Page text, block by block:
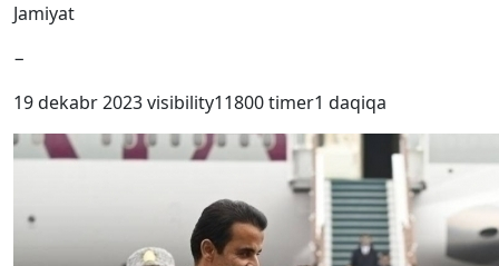
Jamiyat
−
19 dekabr 2023visibility11800timer1 daqiqa